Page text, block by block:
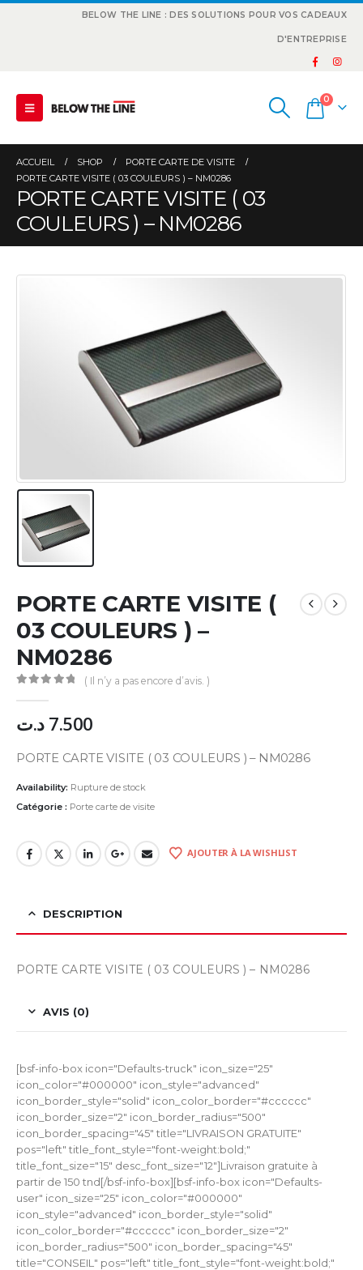
BELOW THE LINE : DES SOLUTIONS POUR VOS CADEAUX
D'ENTREPRISE
0
ACCUEIL SHOP
PORTE CARTE DE VISITE
PORTE CARTE VISITE ( 03 COULEURS ) – NM0286
PORTE CARTE VISITE ( 03
COULEURS ) – NM0286
PORTE CARTE VISITE (
03 COULEURS ) –
NM0286
( Il n’y a pas encore d’avis. )
7.500 د.ت
PORTE CARTE VISITE ( 03 COULEURS ) – NM0286
Availability: Rupture de stock
Catégorie : Porte carte de visite
AJOUTER À LA WISHLIST
DESCRIPTION
PORTE CARTE VISITE ( 03 COULEURS ) – NM0286
AVIS (0)
[bsf-info-box icon="Defaults-truck" icon_size="25"
icon_color="#000000" icon_style="advanced"
icon_border_style="solid" icon_color_border="#cccccc"
icon_border_size="2" icon_border_radius="500"
icon_border_spacing="45" title="LIVRAISON GRATUITE"
pos="left" title_font_style="font-weight:bold;"
title_font_size="15" desc_font_size="12"]Livraison gratuite à
partir de 150 tnd[/bsf-info-box][bsf-info-box icon="Defaults-
user" icon_size="25" icon_color="#000000"
icon_style="advanced" icon_border_style="solid"
icon_color_border="#cccccc" icon_border_size="2"
icon_border_radius="500" icon_border_spacing="45"
title="CONSEIL" pos="left" title_font_style="font-weight:bold;"